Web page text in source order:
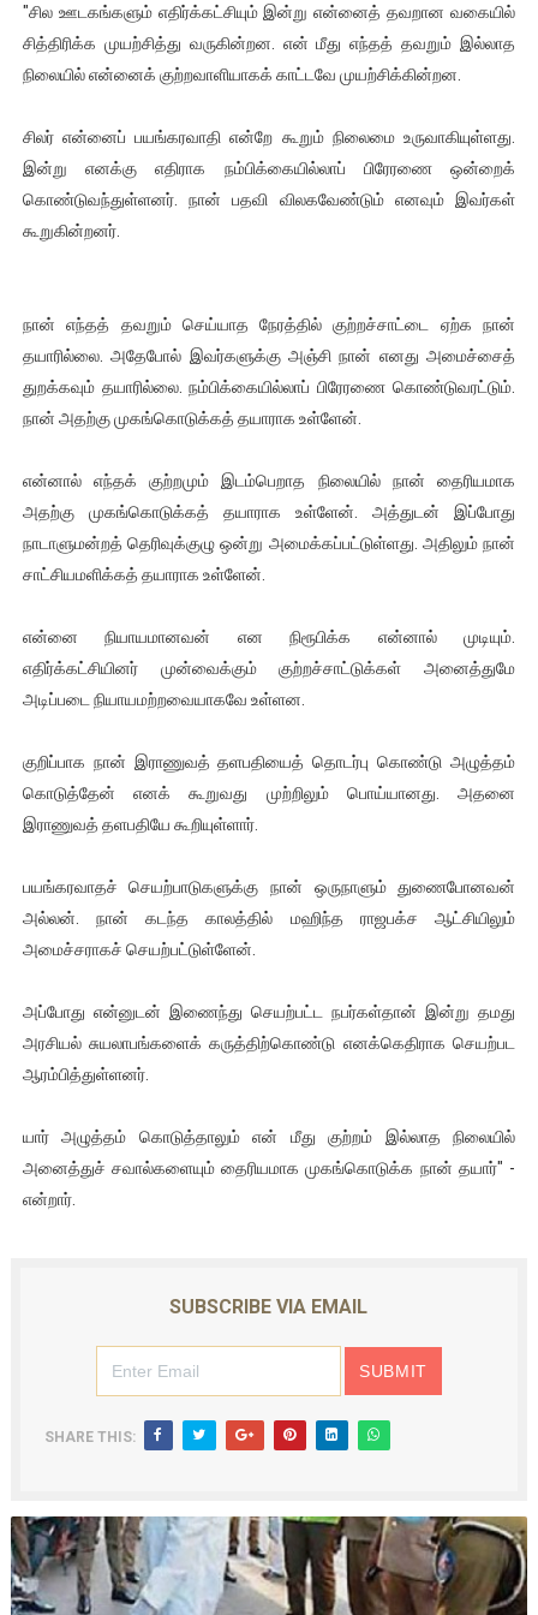
ஐ.நா முன்றலில் சீரற்ற காலநிலையிலும் தமிழின அழிப்பிற்கு
இளையராஜா – கமல் அவசர சந்திப்பு (படங்கள், விடியோ)
ஜனாதிபதி ஐக்கிய நாடுகளின் பொதுச் சபை கூட்டத்தில் இன்று
32 CM விநோத கன்றுக்குட்டி! (வீடியோ)
வலிமை தான் அஜித் திரைப்பயணத்திலே அதிக காலெக்ஷன் செய்த
"சில ஊடகங்களும் எதிர்க்கட்சியும் இன்று என்னைத் தவறான வகையில்
சித்திரிக்க முயற்சித்து வருகின்றன. என் மீது எந்தத் தவறும் இல்லாத
நிலையில் என்னைக் குற்றவாளியாகக் காட்டவே முயற்சிக்கின்றன.
சிலர் என்னைப் பயங்கரவாதி என்றே கூறும் நிலைமை உருவாகியுள்ளது.
இன்று எனக்கு எதிராக நம்பிக்கையில்லாப் பிரேரணை ஒன்றைக்
கொண்டுவந்துள்ளனர். நான் பதவி விலகவேண்டும் எனவும் இவர்கள்
கூறுகின்றனர்.
நான் எந்தத் தவறும் செய்யாத நேரத்தில் குற்றச்சாட்டை ஏற்க நான்
தயாரில்லை. அதேபோல் இவர்களுக்கு அஞ்சி நான் எனது அமைச்சைத்
துறக்கவும் தயாரில்லை. நம்பிக்கையில்லாப் பிரேரணை கொண்டுவரட்டும்.
நான் அதற்கு முகங்கொடுக்கத் தயாராக உள்ளேன்.
என்னால் எந்தக் குற்றமும் இடம்பெறாத நிலையில் நான் தைரியமாக
அதற்கு முகங்கொடுக்கத் தயாராக உள்ளேன். அத்துடன் இப்போது
நாடாளுமன்றத் தெரிவுக்குழு ஒன்று அமைக்கப்பட்டுள்ளது. அதிலும் நான்
சாட்சியமளிக்கத் தயாராக உள்ளேன்.
என்னை நியாயமானவன் என நிரூபிக்க என்னால் முடியும்.
எதிர்க்கட்சியினர் முன்வைக்கும் குற்றச்சாட்டுக்கள் அனைத்துமே
அடிப்படை நியாயமற்றவையாகவே உள்ளன.
குறிப்பாக நான் இராணுவத் தளபதியைத் தொடர்பு கொண்டு அழுத்தம்
கொடுத்தேன் எனக் கூறுவது முற்றிலும் பொய்யானது. அதனை
இராணுவத் தளபதியே கூறியுள்ளார்.
பயங்கரவாதச் செயற்பாடுகளுக்கு நான் ஒருநாளும் துணைபோனவன்
அல்லன். நான் கடந்த காலத்தில் மஹிந்த ராஜபக்ச ஆட்சியிலும்
அமைச்சராகச் செயற்பட்டுள்ளேன்.
அப்போது என்னுடன் இணைந்து செயற்பட்ட நபர்கள்தான் இன்று தமது
அரசியல் சுயலாபங்களைக் கருத்திற்கொண்டு எனக்கெதிராக செயற்பட
ஆரம்பித்துள்ளனர்.
யார் அழுத்தம் கொடுத்தாலும் என் மீது குற்றம் இல்லாத நிலையில்
அனைத்துச் சவால்களையும் தைரியமாக முகங்கொடுக்க நான் தயார்" -
என்றார்.
SUBSCRIBE VIA EMAIL
SHARE THIS: